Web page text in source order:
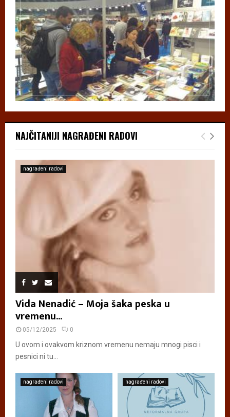
NAJČITANIJI NAGRAĐENI RADOVI
nagrađeni radovi
Vida Nenadić – Moja šaka peska u
vremenu...
05/12/2025 0
U ovom i ovakvom kriznom vremenu nemaju mnogi pisci i
pesnici ni tu...
nagrađeni radovi nagrađeni radovi